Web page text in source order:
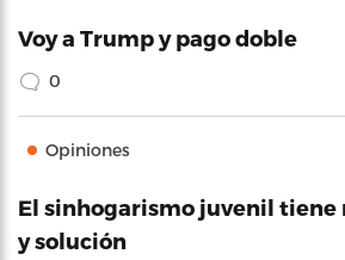
Voy a Trump y pago doble
0
Opiniones
El sinhogarismo juvenil tiene
y solución